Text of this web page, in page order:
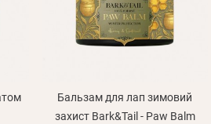
Бальзам для лап зимовий
захист Bark&Tail - Paw Balm